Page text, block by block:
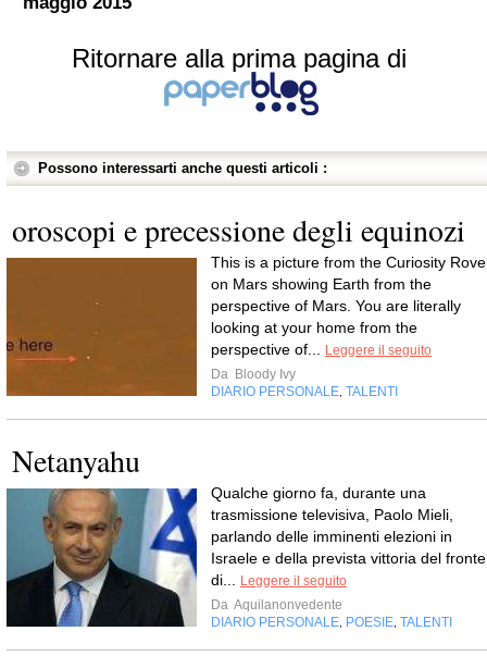
Ritornare alla prima pagina di
Possono interessarti anche questi articoli :
oroscopi e precessione degli equinozi
This is a picture from the Curiosity
on Mars showing Earth from the
perspective of Mars. You are literally
looking at your home from the
perspective of...
Leggere il seguito
Da Bloody Ivy
DIARIO PERSONALE TALENTI
Netanyahu
Qualche giorno fa, durante una
trasmissione televisiva, Paolo Mieli,
parlando delle imminenti elezioni in
Israele e della prevista vittoria del fronte
di...
Leggere il seguito
Da Aquilanonvedente
DIARIO PERSONALE POESIE TALENTI